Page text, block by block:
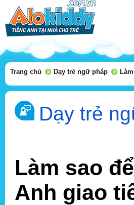
Trang chủ Dạy trẻ ngữ pháp
Dạy trẻ
Làm sao
Anh giao